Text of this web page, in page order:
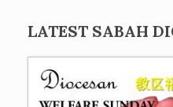
LATEST SABAH